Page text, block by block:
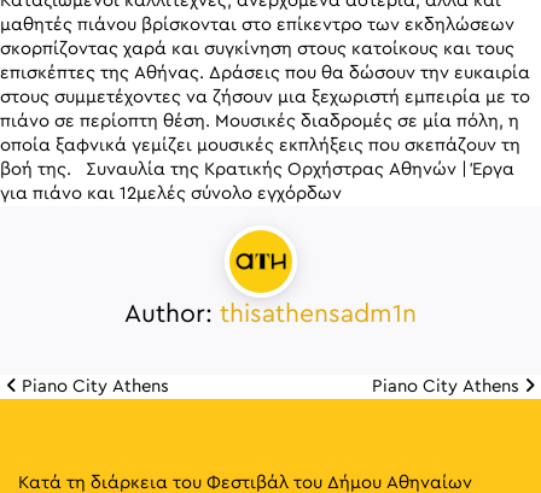
μαθητές πιάνου βρίσκονται στο επίκεντρο των εκδηλώσεων
σκορπίζοντας χαρά και συγκίνηση στους κατοίκους και τους
επισκέπτες της Αθήνας. Δράσεις που θα δώσουν την ευκαιρία
στους συμμετέχοντες να ζήσουν μια ξεχωριστή εμπειρία με το
πιάνο σε περίοπτη θέση. Μουσικές διαδρομές σε μία πόλη, η
οποία ξαφνικά γεμίζει μουσικές εκπλήξεις που σκεπάζουν τη
βοή της. Συναυλία της Κρατικής Ορχήστρας Αθηνών | Έργα
για πιάνο και 12μελές σύνολο εγχόρδων
Author: thisathensadm1n
Πλοήγηση
Piano City Athens Piano City Athens
Κατά τη διάρκεια του Φεστιβάλ του Δήμου Αθηναίων